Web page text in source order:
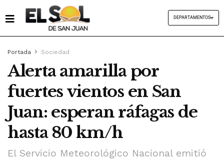
DEPARTAMENTOS
Portada Sociedad
Alerta amarilla por
fuertes vientos en San
Juan: esperan ráfagas de
hasta 80 km/h
El Servicio Meteorológico Nacional emitió